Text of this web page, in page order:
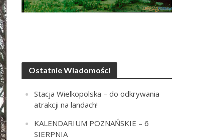
Ostatnie Wiadomości
Stacja Wielkopolska – do odkrywania
atrakcji na landach!
KALENDARIUM POZNAŃSKIE – 6
SIERPNIA